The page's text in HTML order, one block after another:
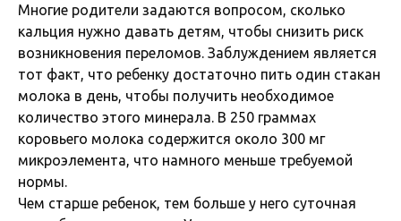
Многие родители задаются вопросом, сколько
кальция нужно давать детям, чтобы снизить риск
возникновения переломов. Заблуждением является
тот факт, что ребенку достаточно пить один стакан
молока в день, чтобы получить необходимое
количество этого минерала. В 250 граммах
коровьего молока содержится около 300 мг
микроэлемента, что намного меньше требуемой
нормы.
Чем старше ребенок, тем больше у него суточная